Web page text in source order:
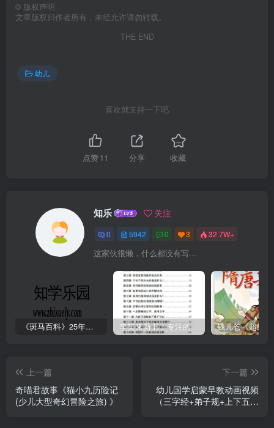
© 版权声明
文章版权归作者所有，未经允许请勿转载。
THE END
幼儿
喜欢就支持一下吧
点赞11 分享 收藏
知乐 关注
0 5942 0 3 32.7W+
这家伙很懒，什么都没有写...
《斑马百科》25年最新30科全套高清视频 李笑来新书：专注的真相 [PDF]
上一篇
奇喵君故事《猫小九历险记
(少儿大型奇幻冒险之旅) 》
下一篇
幼儿国学启蒙早教动画视频
（三字经+弟子规+上下五千